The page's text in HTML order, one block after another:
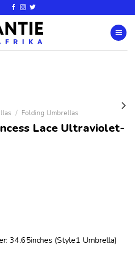
/ Folding Umbrellas
Lace Ultraviolet-
34.65inches (Style1 Umbrella)